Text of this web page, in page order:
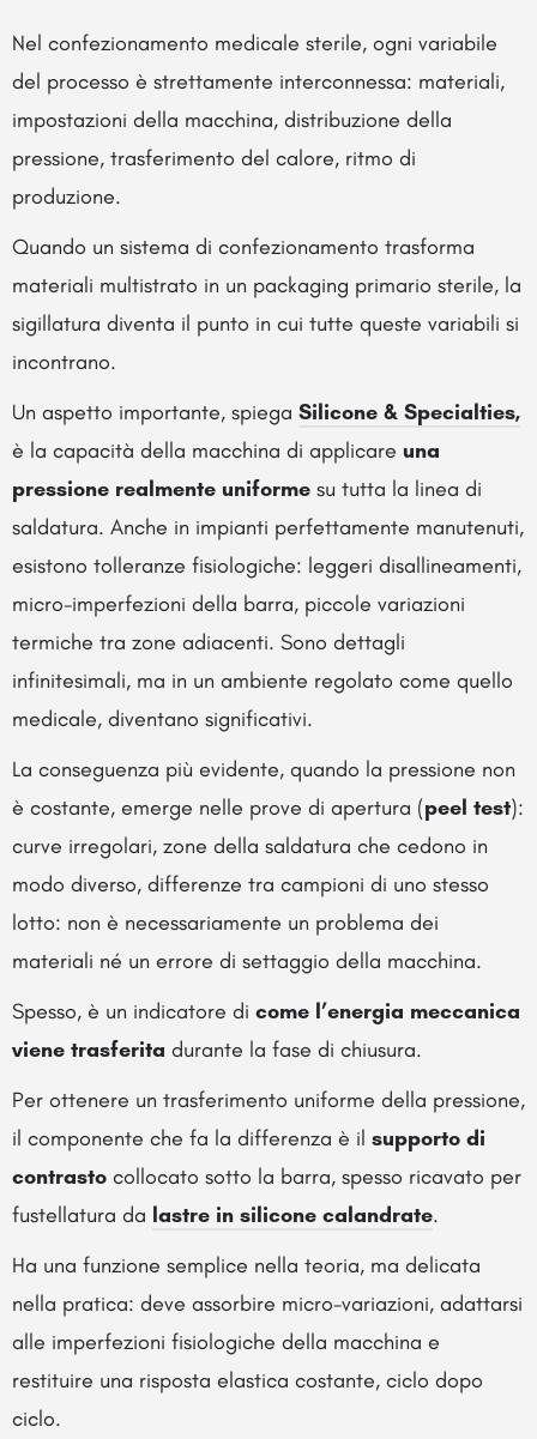
Nel confezionamento medicale sterile, ogni variabile
del processo è strettamente interconnessa: materiali,
impostazioni della macchina, distribuzione della
pressione, trasferimento del calore, ritmo di
produzione.
Quando un sistema di confezionamento trasforma
materiali multistrato in un packaging primario sterile, la
sigillatura diventa il punto in cui tutte queste variabili si
incontrano.
Un aspetto importante, spiega Silicone & Specialties,
è la capacità della macchina di applicare una
pressione realmente uniforme su tutta la linea di
saldatura. Anche in impianti perfettamente manutenuti,
esistono tolleranze fisiologiche: leggeri disallineamenti,
micro-imperfezioni della barra, piccole variazioni
termiche tra zone adiacenti. Sono dettagli
infinitesimali, ma in un ambiente regolato come quello
medicale, diventano significativi.
La conseguenza più evidente, quando la pressione non
è costante, emerge nelle prove di apertura (peel test):
curve irregolari, zone della saldatura che cedono in
modo diverso, differenze tra campioni di uno stesso
lotto: non è necessariamente un problema dei
materiali né un errore di settaggio della macchina.
Spesso, è un indicatore di come l’energia meccanica
viene trasferita durante la fase di chiusura.
Per ottenere un trasferimento uniforme della pressione,
il componente che fa la differenza è il supporto di
contrasto collocato sotto la barra, spesso ricavato per
fustellatura da lastre in silicone calandrate.
Ha una funzione semplice nella teoria, ma delicata
nella pratica: deve assorbire micro-variazioni, adattarsi
alle imperfezioni fisiologiche della macchina e
restituire una risposta elastica costante, ciclo dopo
ciclo.